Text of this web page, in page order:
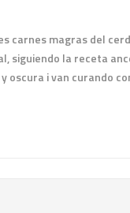
carnes magras del
siguiendo la receta
oscura i van curando